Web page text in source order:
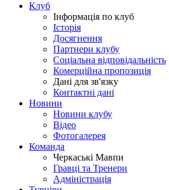
Клуб
Інформація по клуб
Історія
Досягнення
Партнери клубу
Соціальна відповідальність
Комерційна пропозиція
Дані для зв'язку
Контактні дані
Новини
Новини клубу
Відео
Фотогалерея
Команда
Черкаські Мавпи
Гравці та Тренери
Адміністрація